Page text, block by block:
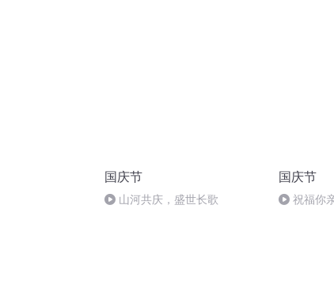
国庆节
山河共庆，盛世长歌
国庆节
祝福你